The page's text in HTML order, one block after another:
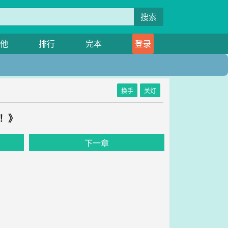
搜索
排行 完本 登录
换手 关灯
》
下一章